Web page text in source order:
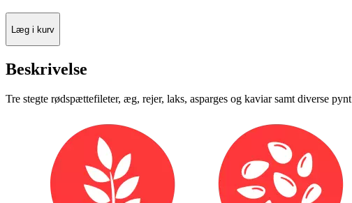
Læg i kurv
Beskrivelse
Tre stegte rødspættefileter, æg, rejer, laks, asparges og kaviar samt diverse pynt